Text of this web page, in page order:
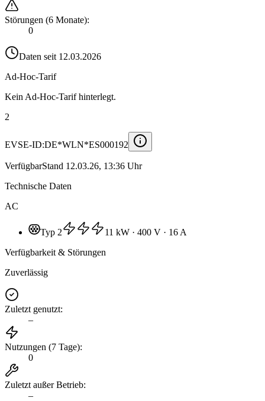
Störungen (6 Monate):
0
Daten seit 12.03.2026
Ad-Hoc-Tarif
Kein Ad-Hoc-Tarif hinterlegt.
2
EVSE-ID:DE*WLN*ES000192
VerfügbarStand 12.03.26, 13:36 Uhr
Technische Daten
AC
Typ 2 11 kW · 400 V · 16 A
Verfügbarkeit & Störungen
Zuverlässig
Zuletzt genutzt:
–
Nutzungen (7 Tage):
0
Zuletzt außer Betrieb:
–